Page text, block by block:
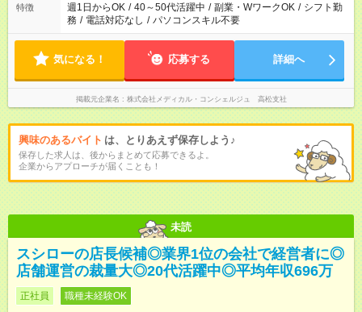
特徴 週1日からOK / 40～50代活躍中 / 副業・WワークOK / シフト勤
務 / 電話対応なし / パソコンスキル不要
気になる！ 応募する 詳細へ
掲載元企業名 株式会社メディカル・コンシェルジュ 高松支社
興味のあるバイト は、とりあえず保存しよう♪
保存した求人は、後からまとめて応募できるよ。
企業からアプローチが届くことも！
未読
スシローの店長候補◎業界1位の会社で経営者に◎
店舗運営の裁量大◎20代活躍中◎平均年収696万
正社員 職種未経験OK